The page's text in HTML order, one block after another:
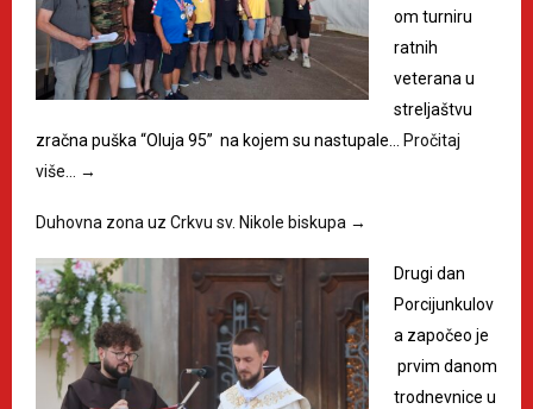
om turniru
ratnih
veterana u
streljaštvu
zračna puška “Oluja 95” na kojem su nastupale… Pročitaj
više… →
Duhovna zona uz Crkvu sv. Nikole biskupa →
Drugi dan
Porcijunkulov
a započeo je
prvim danom
trodnevnice u